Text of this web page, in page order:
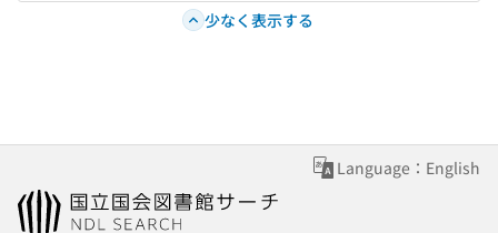
少なく表示する
Language：English